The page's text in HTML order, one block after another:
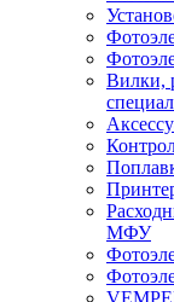
Вилки,
МФУ